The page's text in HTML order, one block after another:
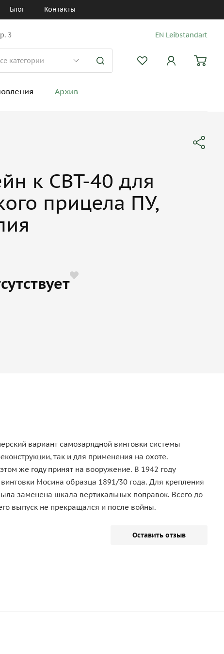
Блог Контакты
3 EN Leibstandart
Архив
к СВТ-40 для
прицела ПУ,
вариант самозарядной винтовки системы
так и для применения на охоте.
же году принят на вооружение. В 1942 году
Мосина образца 1891/30 года. Для крепления
заменена шкала вертикальных поправок. Всего до
выпуск не прекращался и после войны.
Оставить отзыв